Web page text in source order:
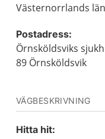
Västernorrlands
Postadress:
Örnsköldsviks
89 Örnsköldsvik
VÄGBESKRIVNING
Hitta hit: